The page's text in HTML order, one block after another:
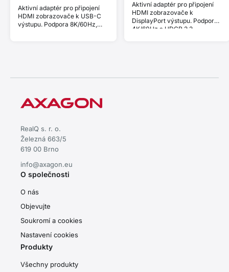
Aktivní adaptér pro připojení
HDMI zobrazovače k USB-C
výstupu. Podpora 8K/60Hz,
Aktivní adaptér pro připojení
HDMI zobrazovače k
DisplayPort výstupu. Podpora
4K/60Hz a HDCP 2.2
RealQ s. r. o.
Železná 663/5
619 00 Brno
info@axagon.eu
O společnosti
O nás
Objevujte
Soukromí a cookies
Nastavení cookies
Produkty
Všechny produkty